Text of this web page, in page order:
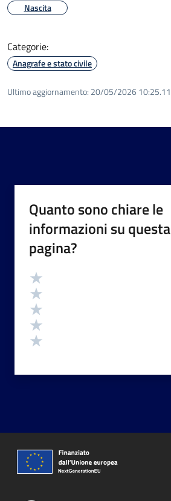
Nascita
Categorie:
Anagrafe e stato civile
Ultimo aggiornamento: 20/05/2026 10:25.11
Quanto sono chiare le
informazioni su questa
pagina?
Valutazione